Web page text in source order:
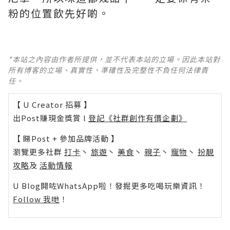
粉的位置飲先好啲。
*本站之內容由作者所提供，並不代表本站的立場。因此本站對
所有博客的立場、真實性、準確性及完整性不負任何法律責
任。
【 U Creator 招募 】
出Post賺現金獎賞 l 登記《社群創作有價企劃》
【 睇Post + 參加品牌活動 】
瀏覽更多社群 打卡 丶 旅遊 丶 美食 丶 親子 丶 寵物 丶 扮靚
攻略及 活動情報
U Blog開咗WhatsApp啦！發掘更多吃喝玩樂資訊！
Follow 我哋 ！